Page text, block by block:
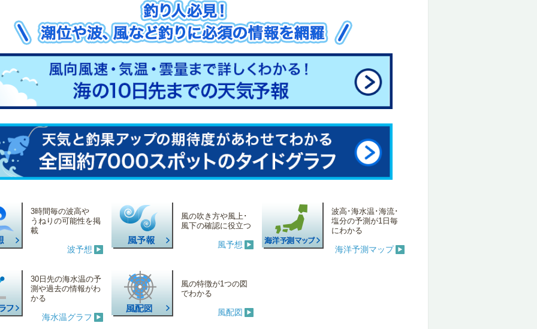
3時間毎の波高や
うねりの可能性を掲
載
波予想
風の吹き方や風上･
風下の確認に役立つ
風予想
波高･海水温･海流･
塩分の予測が1日毎
にわかる
海洋予測マップ
30日先の海水温の予
測や過去の情報がわ
かる
海水温グラフ
風の特徴が1つの図
でわかる
風配図